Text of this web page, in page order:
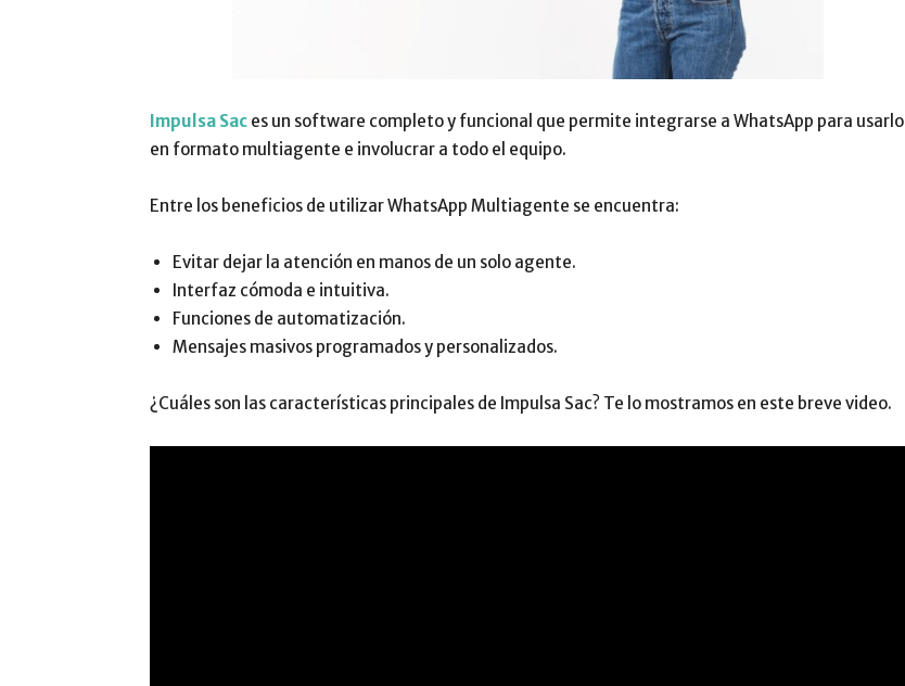
Impulsa Sac es un software completo y funcional que permite integrarse a WhatsApp para usarlo
en formato multiagente e involucrar a todo el equipo.
Entre los beneficios de utilizar WhatsApp Multiagente se encuentra:
Evitar dejar la atención en manos de un solo agente.
Interfaz cómoda e intuitiva.
Funciones de automatización.
Mensajes masivos programados y personalizados.
¿Cuáles son las características principales de Impulsa Sac? Te lo mostramos en este breve video.